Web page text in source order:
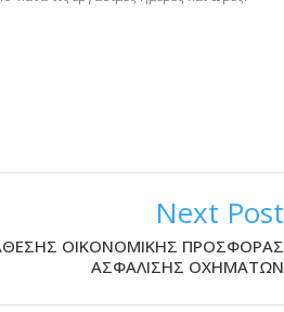
Next Post
ΟΙΚΟΝΟΜΙΚΗΣ ΠΡΟΣΦΟΡΑΣ
ΑΣΦΑΛΙΣΗΣ ΟΧΗΜΑΤΩΝ